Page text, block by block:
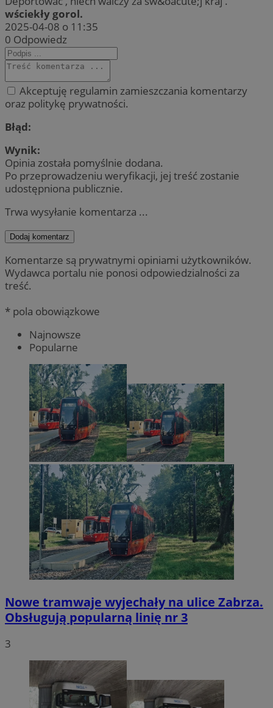
wściekły gorol.
2025-04-08 o 11:35
0 Odpowiedz
Akceptuję regulamin zamieszczania komentarzy
oraz politykę prywatności.
Błąd:
Wynik:
Opinia została pomyślnie dodana.
Po przeprowadzeniu weryfikacji, jej treść zostanie
udostępniona publicznie.
Trwa wysyłanie komentarza ...
Dodaj komentarz
Komentarze są prywatnymi opiniami użytkowników.
Wydawca portalu nie ponosi odpowiedzialności za
treść.
* pola obowiązkowe
Najnowsze
Popularne
Nowe tramwaje wyjechały na ulice Zabrza.
Obsługują popularną linię nr 3
3